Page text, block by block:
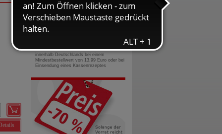
0800-10 11 422
gebührenfreie Rufnummer
innerhalb Deutschlands bei einem
Mindestbestellwert von 13,99 Euro oder bei
Einsendung eines Kassenrezeptes